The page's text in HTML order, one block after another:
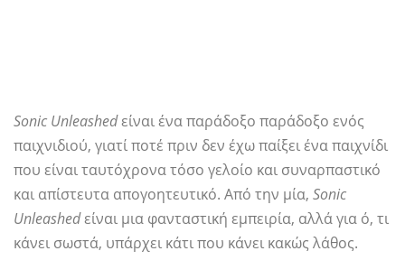
Sonic Unleashedείναι ένα παράδοξο παράδοξο ενός
παιχνιδιού, γιατί ποτέ πριν δεν έχω παίξει ένα παιχνίδι
που είναι ταυτόχρονα τόσο γελοίο και συναρπαστικό
και απίστευτα απογοητευτικό. Από την μία, Sonic
Unleashedείναι μια φανταστική εμπειρία, αλλά για ό, τι
κάνει σωστά, υπάρχει κάτι που κάνει κακώς λάθος.